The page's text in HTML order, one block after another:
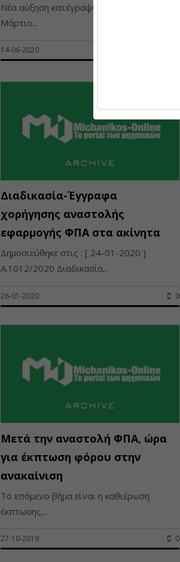
Νέα αύξηση κατέγραψε τον περασμένο
Μάρτιο...
14-06-2020
Διαδικασία-Έγγραφα
χορήγησης αναστολής
εφαρμογής ΦΠΑ στα ακίνητα
Δημοσιεύθηκε στις : [ 24-01-2020 ]
Α.1012/2020 Διαδικασία...
26-01-2020 0
Μετά την αναστολή ΦΠΑ, ώρα
για έκπτωση φόρου στην
ανακαίνιση
Το επόμενο βήμα είναι η καθιέρωση
έκπτωσης...
27-10-2019 0